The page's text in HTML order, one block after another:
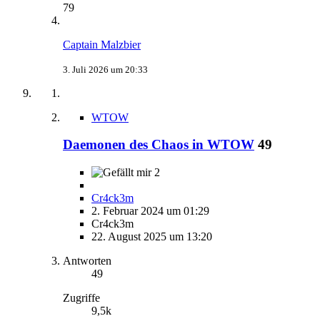
79
Captain Malzbier
3. Juli 2026 um 20:33
WTOW
Daemonen des Chaos in WTOW 49
2
Cr4ck3m
2. Februar 2024 um 01:29
Cr4ck3m
22. August 2025 um 13:20
Antworten
49
Zugriffe
9,5k